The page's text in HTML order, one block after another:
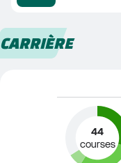
CARRIÈRE
44
courses